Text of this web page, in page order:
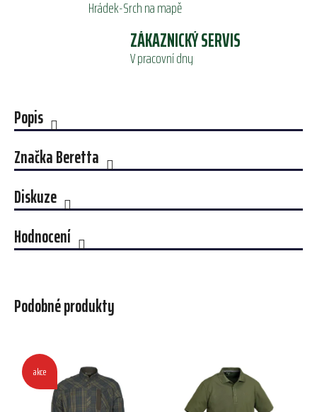
Hrádek-Srch na mapě
ZÁKAZNICKÝ SERVIS
V pracovní dny
Popis
ZnačkaBeretta
Diskuze
Hodnocení
Podobné produkty
akce